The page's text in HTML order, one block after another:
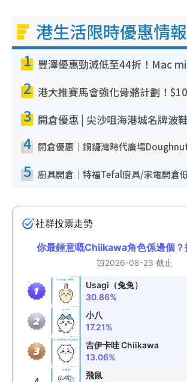
港生活限時優惠情報
1
2
3
4
5